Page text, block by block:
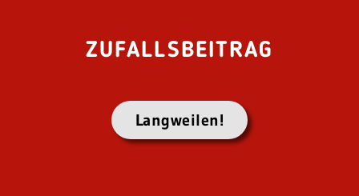
ZUFALLSBEITRAG
Langweilen!